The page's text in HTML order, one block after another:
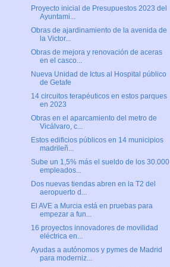
Proyecto inicial de Presupuestos 2023 del
Ayuntami...
Obras de ajardinamiento de la avenida de
la Victor...
Obras de mejora y renovación de aceras
en el casco...
Nueva Unidad de Ictus al Hospital público
de Getafe
14 circuitos terapéuticos en estos parques
en 2023
Obras en el aparcamiento del metro de
Vicálvaro, c...
Estos edificios públicos en 14 municipios
madrileñ...
Sube un 1,5% más el sueldo de los 30.000
empleados...
Dos nuevas tiendas abren en la T2 del
aeropuerto d...
El AVE a Murcia está en pruebas para
empezar a fun...
16 proyectos innovadores de movilidad
eléctrica en...
Ayudas a autónomos y pymes de Madrid
para moderniz...